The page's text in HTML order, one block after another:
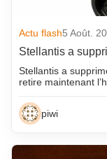
Actu flash5 Août.
Stellantis a
Stellantis a
retire maintenant
piwi